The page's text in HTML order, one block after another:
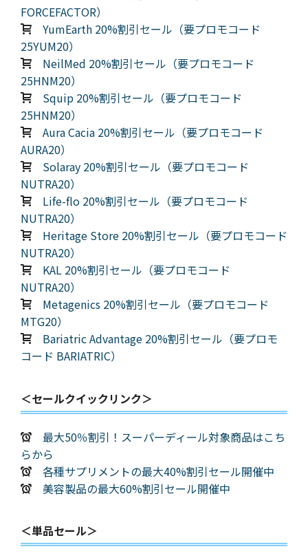
FORCEFACTOR）
YumEarth 20%割引セール（要プロモコード
25YUM20）
NeilMed 20%割引セール（要プロモコード
25HNM20）
Squip 20%割引セール（要プロモコード
25HNM20）
Aura Cacia 20%割引セール（要プロモコード
AURA20）
Solaray 20%割引セール（要プロモコード
NUTRA20）
Life-flo 20%割引セール（要プロモコード
NUTRA20）
Heritage Store 20%割引セール（要プロモコード
NUTRA20）
KAL 20%割引セール（要プロモコード
NUTRA20）
Metagenics 20%割引セール（要プロモコード
MTG20）
Bariatric Advantage 20%割引セール（要プロモ
コード BARIATRIC）
＜セールクイックリンク＞
最大50％割引！スーパーディール対象商品はこち
らから
各種サプリメントの最大40%割引セール開催中
美容製品の最大60%割引セール開催中
＜単品セール＞